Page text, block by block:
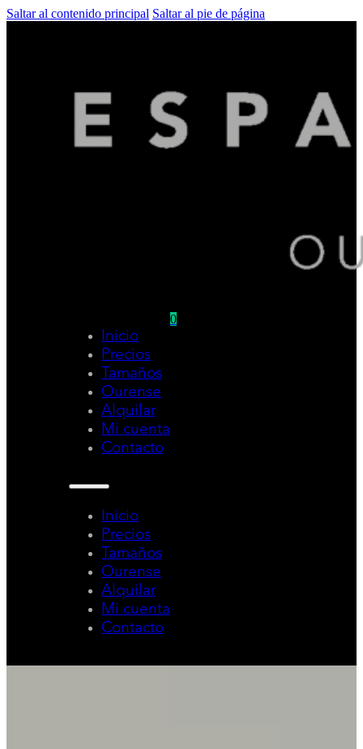
Saltar al contenido principal Saltar al pie de página
Inicio
Precios
Tamaños
Ourense
Alquilar
Mi cuenta
Contacto
Inicio
Precios
Tamaños
Ourense
Alquilar
Mi cuenta
Contacto
0